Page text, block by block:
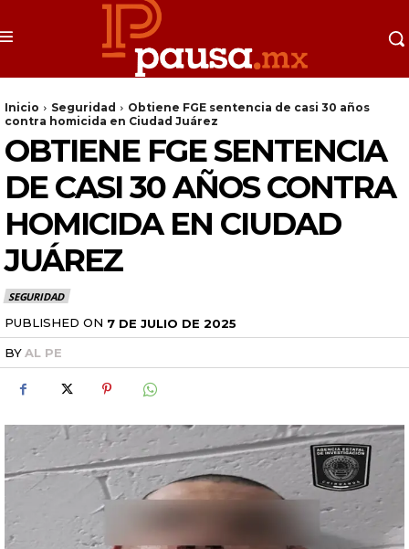
Inicio Seguridad
Obtiene FGE sentencia de casi 30 años
contra homicida en Ciudad Juárez
OBTIENE FGE SENTENCIA
DE CASI 30 AÑOS CONTRA
HOMICIDA EN CIUDAD
JUÁREZ
SEGURIDAD
PUBLISHED ON 7 DE JULIO DE 2025
BYAL PE